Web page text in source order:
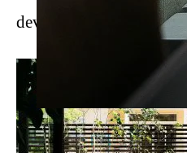
dev_-03499